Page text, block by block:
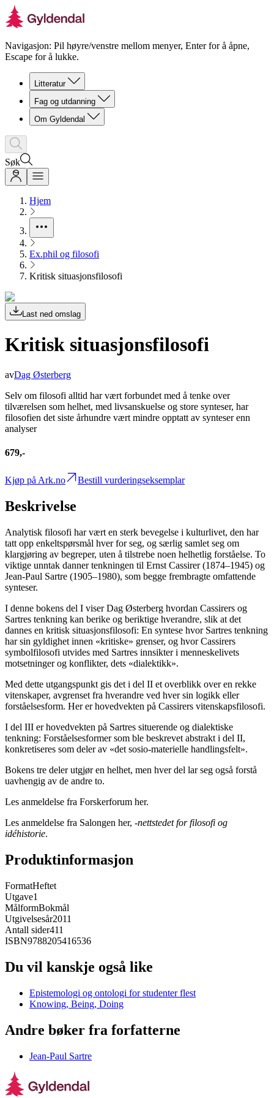
Navigasjon: Pil høyre/venstre mellom menyer, Enter for å åpne,
Escape for å lukke.
Litteratur
Fag og utdanning
Om Gyldendal
Søk
Hjem
Ex.phil og filosofi
Kritisk situasjonsfilosofi
Last ned omslag
Kritisk situasjonsfilosofi
avDag Østerberg
Selv om filosofi alltid har vært forbundet med å tenke over
tilværelsen som helhet, med livsanskuelse og store synteser, har
filosofien det siste århundre vært mindre opptatt av synteser enn
analyser
679,-
Kjøp på Ark.no Bestill vurderingseksemplar
Beskrivelse
Analytisk filosofi har vært en sterk bevegelse i kulturlivet, den har
tatt opp enkeltspørsmål hver for seg, og særlig samlet seg om
klargjøring av begreper, uten å tilstrebe noen helhetlig forståelse. To
viktige unntak danner tenkningen til Ernst Cassirer (1874–1945) og
Jean-Paul Sartre (1905–1980), som begge frembragte omfattende
synteser.
I denne bokens del I viser Dag Østerberg hvordan Cassirers og
Sartres tenkning kan berike og beriktige hverandre, slik at det
dannes en kritisk situasjonsfilosofi: En syntese hvor Sartres tenkning
har sin gyldighet innen «kritiske» grenser, og hvor Cassirers
symbolfilosofi utvides med Sartres innsikter i menneskelivets
motsetninger og konflikter, dets «dialektikk».
Med dette utgangspunkt gis det i del II et overblikk over en rekke
vitenskaper, avgrenset fra hverandre ved hver sin logikk eller
forståelsesform. Her er hovedvekten på Cassirers vitenskapsfilosofi.
I del III er hovedvekten på Sartres situerende og dialektiske
tenkning: Forståelsesformer som ble beskrevet abstrakt i del II,
konkretiseres som deler av «det sosio-materielle handlingsfelt».
Bokens tre deler utgjør en helhet, men hver del lar seg også forstå
uavhengig av de andre to.
Les anmeldelse fra Forskerforum her.
Les anmeldelse fra Salongen her, -nettstedet for filosofi og
idéhistorie.
Produktinformasjon
FormatHeftet
Utgave1
MålformBokmål
Utgivelsesår2011
Antall sider411
ISBN9788205416536
Du vil kanskje også like
Epistemologi og ontologi for studenter flest
Knowing, Being, Doing
Andre bøker fra forfatterne
Jean-Paul Sartre